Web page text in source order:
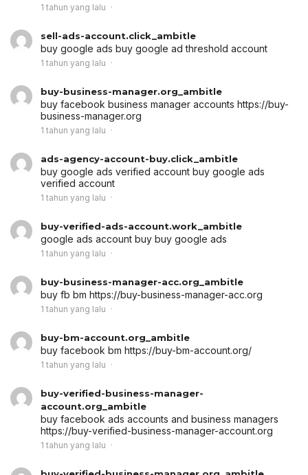
1 tahun yang lalu
sell-ads-account.click_ambitle
buy google ads buy google ad threshold account
1 tahun yang lalu
buy-business-manager.org_ambitle
buy facebook business manager accounts https://buy-
business-manager.org
1 tahun yang lalu
ads-agency-account-buy.click_ambitle
buy google ads verified account buy google ads
verified account
1 tahun yang lalu
buy-verified-ads-account.work_ambitle
google ads account buy buy google ads
1 tahun yang lalu
buy-business-manager-acc.org_ambitle
buy fb bm https://buy-business-manager-acc.org
1 tahun yang lalu
buy-bm-account.org_ambitle
buy facebook bm https://buy-bm-account.org/
1 tahun yang lalu
buy-verified-business-manager-
account.org_ambitle
buy facebook ads accounts and business managers
https://buy-verified-business-manager-account.org
1 tahun yang lalu